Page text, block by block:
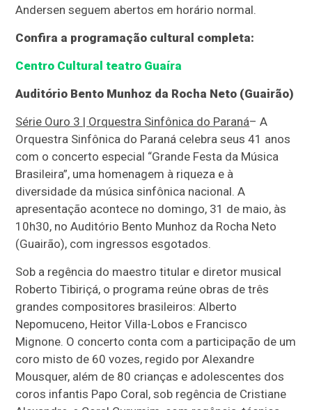
Andersen seguem abertos em horário normal.
Confira a programação cultural completa:
Centro Cultural teatro Guaíra
Auditório Bento Munhoz da Rocha Neto (Guairão)
Série Ouro 3 | Orquestra Sinfônica do Paraná– A
Orquestra Sinfônica do Paraná celebra seus 41 anos
com o concerto especial “Grande Festa da Música
Brasileira”, uma homenagem à riqueza e à
diversidade da música sinfônica nacional. A
apresentação acontece no domingo, 31 de maio, às
10h30, no Auditório Bento Munhoz da Rocha Neto
(Guairão), com ingressos esgotados.
Sob a regência do maestro titular e diretor musical
Roberto Tibiriçá, o programa reúne obras de três
grandes compositores brasileiros: Alberto
Nepomuceno, Heitor Villa-Lobos e Francisco
Mignone. O concerto conta com a participação de um
coro misto de 60 vozes, regido por Alexandre
Mousquer, além de 80 crianças e adolescentes dos
coros infantis Papo Coral, sob regência de Cristiane